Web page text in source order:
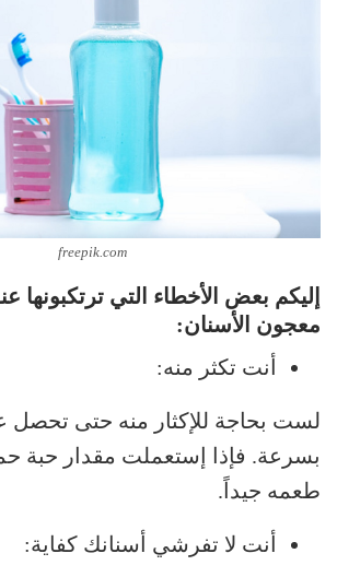
freepik.com
إليكم بعض الأخطاء التي ترتكبونها
معجون الأسنان:
أنت تكثر منه:
لست بحاجة للإكثار منه حتى تحصل
بسرعة. فإذا إستعملت مقدار حبة
طعمه جيداً.
أنت لا تفرشي أسنانك كفاية: